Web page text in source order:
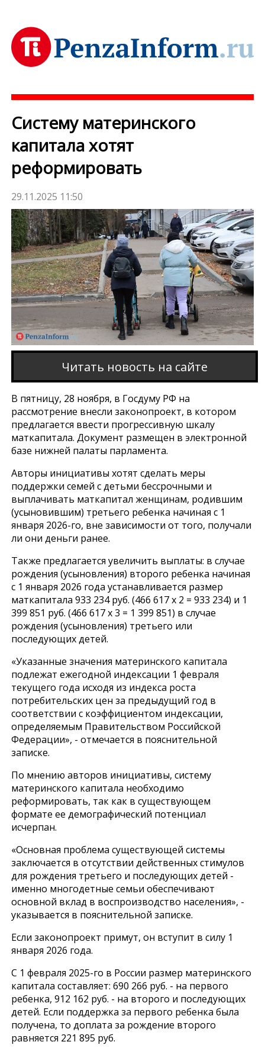
Систему материнского
капитала хотят
реформировать
29.11.2025 11:50
Читать новость на сайте
В пятницу, 28 ноября, в Госдуму РФ на
рассмотрение внесли законопроект, в котором
предлагается ввести прогрессивную шкалу
маткапитала. Документ размещен в электронной
базе нижней палаты парламента.
Авторы инициативы хотят сделать меры
поддержки семей с детьми бессрочными и
выплачивать маткапитал женщинам, родившим
(усыновившим) третьего ребенка начиная с 1
января 2026-го, вне зависимости от того, получали
ли они деньги ранее.
Также предлагается увеличить выплаты: в случае
рождения (усыновления) второго ребенка начиная
с 1 января 2026 года устанавливается размер
маткапитала 933 234 руб. (466 617 х 2 = 933 234) и 1
399 851 руб. (466 617 х 3 = 1 399 851) в случае
рождения (усыновления) третьего или
последующих детей.
«Указанные значения материнского капитала
подлежат ежегодной индексации 1 февраля
текущего года исходя из индекса роста
потребительских цен за предыдущий год в
соответствии с коэффициентом индексации,
определяемым Правительством Российской
Федерации», - отмечается в пояснительной
записке.
По мнению авторов инициативы, систему
материнского капитала необходимо
реформировать, так как в существующем
формате ее демографический потенциал
исчерпан.
«Основная проблема существующей системы
заключается в отсутствии действенных стимулов
для рождения третьего и последующих детей -
именно многодетные семьи обеспечивают
основной вклад в воспроизводство населения», -
указывается в пояснительной записке.
Если законопроект примут, он вступит в силу 1
января 2026 года.
С 1 февраля 2025-го в России размер материнского
капитала составляет: 690 266 руб. - на первого
ребенка, 912 162 руб. - на второго и последующих
детей. Если поддержка за первого ребенка была
получена, то доплата за рождение второго
равняется 221 895 руб.